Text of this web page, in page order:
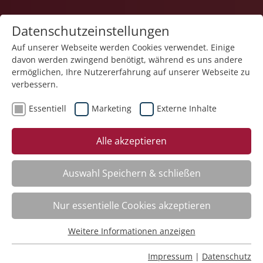
1
Veranstaltung "Elektronische
Rechnungsverarbeitung (ERV) für Inhaltliche Prüfer
– Kurs II" (Nr. 05) wurde in den Warenkorb gelegt.
Achtsame Berührung – neueste Forschungen
261402
Wann:
Mo.12.10.2026, 9.00 Uhr
Schloss Liebenau
Status:
Anmeldung auf Warteliste
Datenschutzeinstellungen
Auf unserer Webseite werden Cookies verwendet. Einige
davon werden zwingend benötigt, während es uns andere
ermöglichen, Ihre Nutzererfahrung auf unserer Webseite zu
verbessern.
Essentiell Marketing Externe Inhalte
Alle akzeptieren
Auswahl Speichern & schließen
Nur essentielle Cookies akzeptieren
Essentielle Cookies werden für grundlegende Funktionen
Weitere Informationen anzeigen
Impressum | Datenschutz